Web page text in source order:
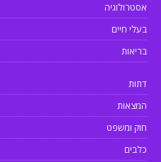
אסטרולוגיה
בעלי חיים
בריאות
דתות
המצאות
חוק ומשפט
כלבים